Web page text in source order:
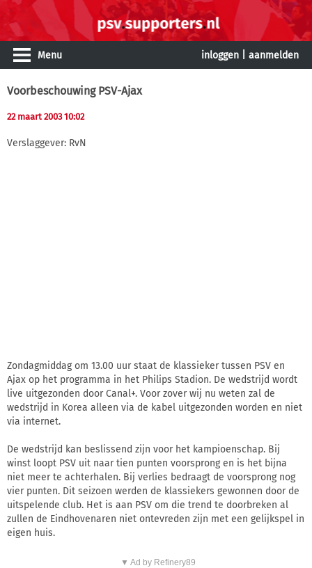
Menu inloggen aanmelden
Voorbeschouwing PSV-Ajax
22 maart 2003 10:02
Verslaggever: RvN
Zondagmiddag om 13.00 uur staat de klassieker tussen PSV en
Ajax op het programma in het Philips Stadion. De wedstrijd wordt
live uitgezonden door Canal+. Voor zover wij nu weten zal de
wedstrijd in Korea alleen via de kabel uitgezonden worden en niet
via internet.
De wedstrijd kan beslissend zijn voor het kampioenschap. Bij
winst loopt PSV uit naar tien punten voorsprong en is het bijna
niet meer te achterhalen. Bij verlies bedraagt de voorsprong nog
vier punten. Dit seizoen werden de klassiekers gewonnen door de
uitspelende club. Het is aan PSV om die trend te doorbreken al
zullen de Eindhovenaren niet ontevreden zijn met een gelijkspel in
eigen huis.
▼ Ad by Refinery89